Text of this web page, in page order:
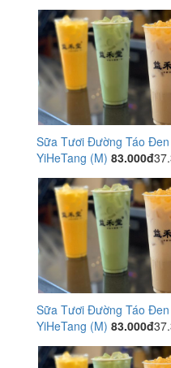
Sữa Tươi Đường Táo
YiHeTang (M) 83.000đ
Sữa Tươi Đường Táo
YiHeTang (M) 83.000đ